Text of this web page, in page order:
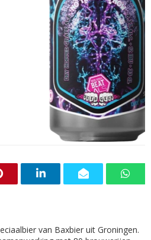
van Baxbier uit Groningen.